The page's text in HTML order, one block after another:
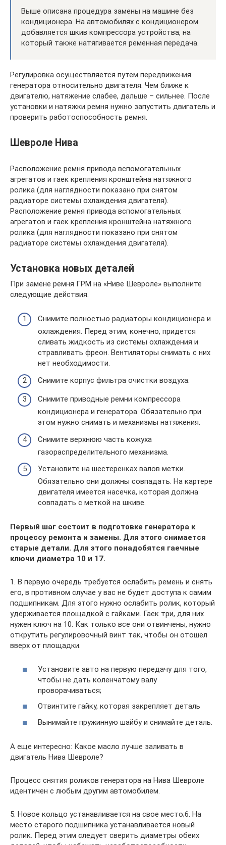
Выше описана процедура замены на машине без
кондиционера. На автомобилях с кондиционером
добавляется шкив компрессора устройства, на
который также натягивается ременная передача.
Регулировка осуществляется путем передвижения
генератора относительно двигателя. Чем ближе к
двигателю, натяжение слабее, дальше – сильнее. После
установки и натяжки ремня нужно запустить двигатель и
проверить работоспособность ремня.
Шевроле Нива
Расположение ремня привода вспомогательных
агрегатов и гаек крепления кронштейна натяжного
ролика (для наглядности показано при снятом
радиаторе системы охлаждения двигателя).
Расположение ремня привода вспомогательных
агрегатов и гаек крепления кронштейна натяжного
ролика (для наглядности показано при снятом
радиаторе системы охлаждения двигателя).
Установка новых деталей
При замене ремня ГРМ на «Ниве Шевроле» выполните
следующие действия.
Снимите полностью радиаторы кондиционера и
охлаждения. Перед этим, конечно, придется
сливать жидкость из системы охлаждения и
стравливать фреон. Вентиляторы снимать с них
нет необходимости.
Снимите корпус фильтра очистки воздуха.
Снимите приводные ремни компрессора
кондиционера и генератора. Обязательно при
этом нужно снимать и механизмы натяжения.
Снимите верхнюю часть кожуха
газораспределительного механизма.
Установите на шестеренках валов метки.
Обязательно они должны совпадать. На картере
двигателя имеется насечка, которая должна
совпадать с меткой на шкиве.
Первый шаг состоит в подготовке генератора к
процессу ремонта и замены. Для этого снимается
старые детали. Для этого понадобятся гаечные
ключи диаметра 10 и 17.
1. В первую очередь требуется ослабить ремень и снять
его, в противном случае у вас не будет доступа к самим
подшипникам. Для этого нужно ослабить ролик, который
удерживается площадкой с гайками. Гаек три, для них
нужен ключ на 10. Как только все они отвинчены, нужно
открутить регулировочный винт так, чтобы он отошел
вверх от площадки.
Установите авто на первую передачу для того,
чтобы не дать коленчатому валу
проворачиваться;
Отвинтите гайку, которая закрепляет деталь
Вынимайте пружинную шайбу и снимайте деталь.
А еще интересно: Какое масло лучше заливать в
двигатель Нива Шевроле?
Процесс снятия роликов генератора на Нива Шевроле
идентичен с любым другим автомобилем.
5. Новое кольцо устанавливается на свое место;6. На
место старого подшипника устанавливается новый
ролик. Перед этим следует сверить диаметры обеих